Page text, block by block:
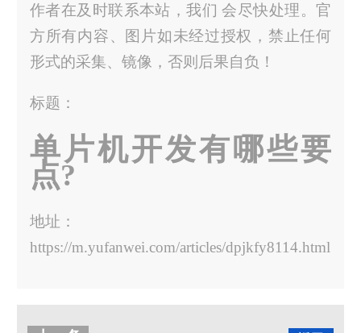
作者在及时联系本站，我们 会尽快处理。官
方所有内容、图片如未经过授权，禁止任何
形式的采集、镜像，否则后果自负！
标题：
单片机开发有哪些要
点?
地址：
https://m.yufanwei.com/articles/dpjkfy8114.html